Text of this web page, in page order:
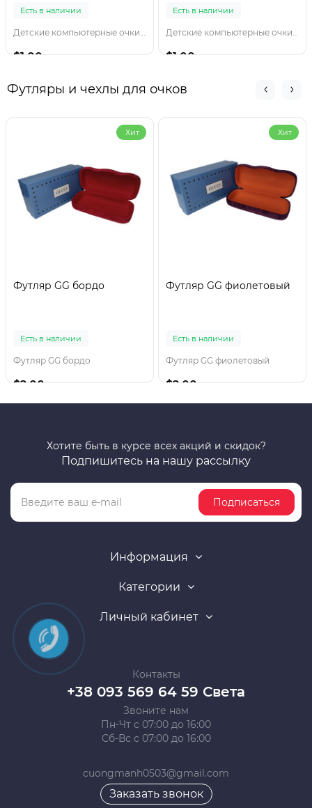
Есть в наличии
Детские компьютерные очки 1666 желто-голубы
$1.00
Есть в наличии
Детские компьютерные очки 1666 красно-розов
$1.00
Футляры и чехлы для очков
Хит
Футляр GG бордо
Есть в наличии
Футляр GG бордо
$2.00
Хит
Футляр GG фиолетовый
Есть в наличии
Футляр GG фиолетовый
$2.00
Хотите быть в курсе всех акций и скидок?
Подпишитесь на нашу рассылку
Подписаться
Информация
Категории
Личный кабинет
Контакты
+38 093 569 64 59 Света
Звоните нам
Пн-Чт с 07:00 до 16:00
Сб-Вс с 07:00 до 16:00
cuongmanh0503@gmail.com
Заказать звонок